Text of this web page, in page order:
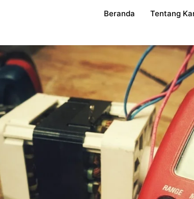
Beranda Tentang